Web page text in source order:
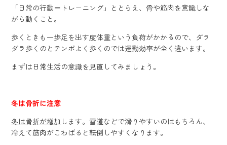
「日常の行動＝トレーニング」ととらえ、骨や筋肉を意識しな
がら動くこと。
歩くときも一歩足を出す度体重という負荷がかかるので、ダラ
ダラ歩くのとテンポよく歩くのでは運動効率が全く違います。
まずは日常生活の意識を見直してみましょう。
冬は骨折に注意
冬は骨折が増加 します。雪道などで滑りやすいのはもちろん、
冷えて筋肉がこわばると転倒しやすくなります。